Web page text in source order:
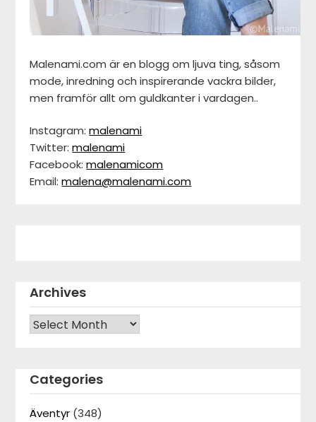
Malenami.com är en blogg om ljuva ting, såsom
mode, inredning och inspirerande vackra bilder,
men framför allt om guldkanter i vardagen..
Instagram:malenami
Twitter:malenami
Facebook:malenamicom
Email:malena@malenami.com
Archives
Archives
Categories
Äventyr (348)